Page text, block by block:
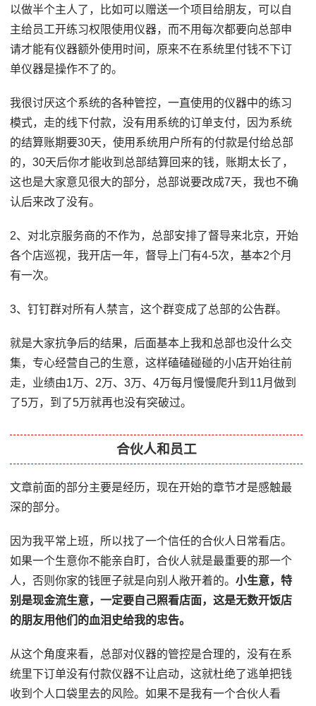
以做半个主人了，比如可以赠送一个项目给朋友，可以自
主给员工开练习权限使用仪器，而不用每次都要向总部申
请才能有仪器额外使用时间，原来不在系统里付钱不下订
单仪器是操作不了的。
我很讨厌这个系统的各种管控，一直使用的仪器中的练习
模式，走的线下付款，没有用系统的订单支付，因为系统
的结算账期要30天，使用系统用户所有的付款是付给总部
的，30天后你才能收到总部结算回来的钱，账期太长了，
这也是大家意见很大的部分，总部说要改成7天，我也不确
认后来改了没有。
2、对北京服务商的不作为，总部安排了督导来北京，开始
各个店巡视，我开店一年，督导上门有4-5次，基本2个月
有一次。
3、钉钉群对所有人禁言，这个群变成了总部的公告群。
就是大家抗争后的结果，后面基本上我和总部也没什么交
集，专心经营自己的生意，这样磕磕碰碰的小店开始往前
走，业绩由1万、2万、3万、4万每月慢慢爬升到11月做到
了5万，到了5万就再也没有突破过。
合伙人和员工
文章前面的部分主要是经历，现在开始的章节才是感触最
深的部分。
因为我平常上班，所以找了一个信任的合伙人日常看店。
如果一个生意你不能亲自盯，合伙人就是最重要的那一个
人，否则你家的钱匣子就是向别人敞开着的。小生意，特
别是现金流生意，一定要自己照看店面，这是无数开饭店
的朋友用他们的血泪史给我的忠告。
从这个角度来看，总部对仪器的管控是合理的，没有在系
统里下订单没有付款仪器不让启动，这就杜绝了逃单把钱
收到个人口袋里去的风险。如果不是我有一个合伙人看